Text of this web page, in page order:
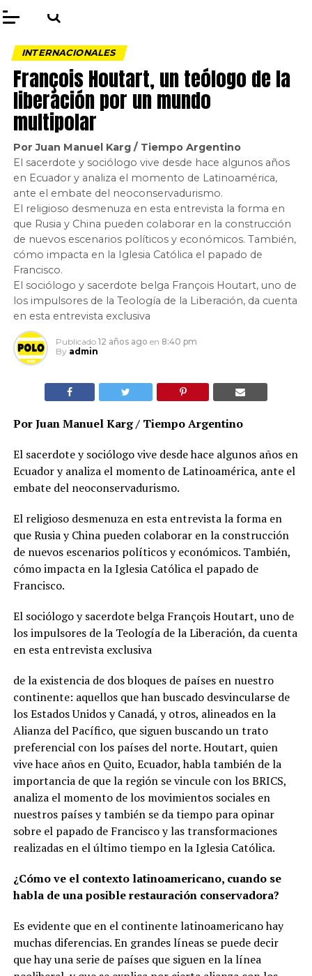
INTERNACIONALES
François Houtart, un teólogo de la
liberación por un mundo
multipolar
Por Juan Manuel Karg / Tiempo Argentino
El sacerdote y sociólogo vive desde hace algunos años
en Ecuador y analiza el momento de Latinoamérica,
ante el embate del neoconservadurismo.
El religioso desmenuza en esta entrevista la forma en
que Rusia y China pueden colaborar en la construcción
de nuevos escenarios políticos y económicos. También,
cómo impacta en la Iglesia Católica el papado de
Francisco.
El sociólogo y sacerdote belga François Houtart, uno de
los impulsores de la Teología de la Liberación, da cuenta
en esta entrevista exclusiva
Publicado 12 años ago en 8:40 pm
By admin
Por Juan Manuel Karg / Tiempo Argentino
El sacerdote y sociólogo vive desde hace algunos años en
Ecuador y analiza el momento de Latinoamérica, ante el
embate del neoconservadurismo.
El religioso desmenuza en esta entrevista la forma en
que Rusia y China pueden colaborar en la construcción
de nuevos escenarios políticos y económicos. También,
cómo impacta en la Iglesia Católica el papado de
Francisco.
El sociólogo y sacerdote belga François Houtart, uno de
los impulsores de la Teología de la Liberación, da cuenta
en esta entrevista exclusiva
de la existencia de dos bloques de países en nuestro
continente: aquellos que han buscado desvincularse de
los Estados Unidos y Canadá, y otros, alineados en la
Alianza del Pacífico, que siguen buscando un trato
preferencial con los países del norte. Houtart, quien
vive hace años en Quito, Ecuador, habla también de la
importancia de que la región se vincule con los BRICS,
analiza el momento de los movimientos sociales en
nuestros países y también se da tiempo para opinar
sobre el papado de Francisco y las transformaciones
realizadas en el último tiempo en la Iglesia Católica.
¿Cómo ve el contexto latinoamericano, cuando se
habla de una posible restauración conservadora?
Es evidente que en el continente latinoamericano hay
muchas diferencias. En grandes líneas se puede decir
que hay una serie de países que siguen en la línea